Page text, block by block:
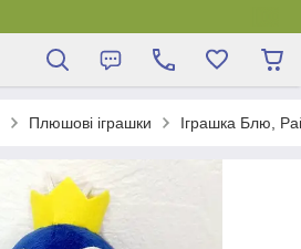
Плюшові іграшки Іграшка Блю,